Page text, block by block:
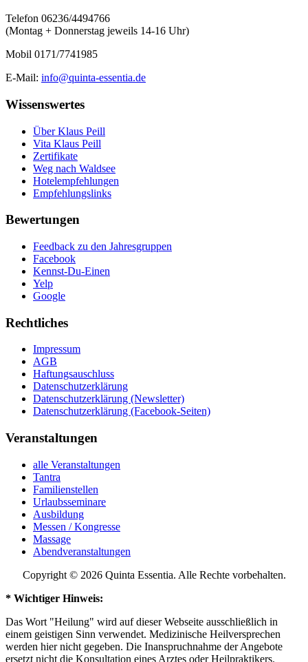
Telefon 06236/4494766
(Montag + Donnerstag jeweils 14-16 Uhr)
Mobil 0171/7741985
E-Mail: info@quinta-essentia.de
Wissenswertes
Über Klaus Peill
Vita Klaus Peill
Zertifikate
Weg nach Waldsee
Hotelempfehlungen
Empfehlungslinks
Bewertungen
Feedback zu den Jahresgruppen
Facebook
Kennst-Du-Einen
Yelp
Google
Rechtliches
Impressum
AGB
Haftungsauschluss
Datenschutzerklärung
Datenschutzerklärung (Newsletter)
Datenschutzerklärung (Facebook-Seiten)
Veranstaltungen
alle Veranstaltungen
Tantra
Familienstellen
Urlaubsseminare
Ausbildung
Messen / Kongresse
Massage
Abendveranstaltungen
Copyright © 2026 Quinta Essentia. Alle Rechte vorbehalten.
* Wichtiger Hinweis:
Das Wort "Heilung" wird auf dieser Webseite ausschließlich in
einem geistigen Sinn verwendet. Medizinische Heilversprechen
werden hier nicht gegeben. Die Inanspruchnahme der Angebote
ersetzt nicht die Konsultation eines Arztes oder Heilpraktikers.